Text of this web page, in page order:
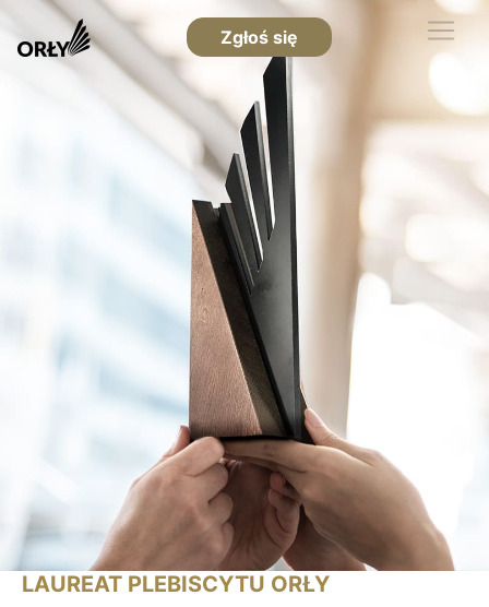
Zgłoś się
LAUREAT PLEBISCYTU ORŁY